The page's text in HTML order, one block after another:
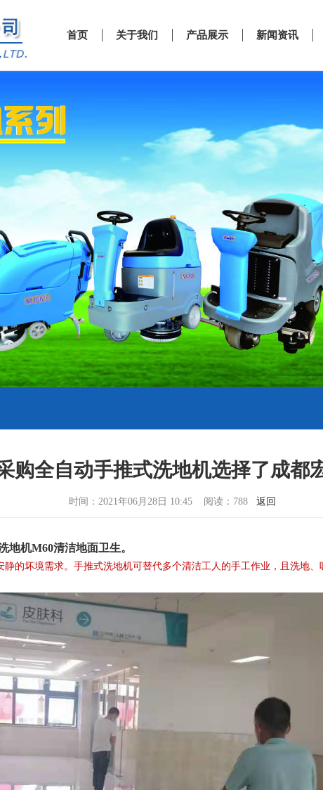
首页 关于我们 产品展示 新闻资讯
购全自动手推式洗地机选择了成都
时间：2021年06月28日 10:45 阅读：788 返回
机M60清洁地面卫生。
坏境需求。手推式洗地机可替代多个清洁工人的手工作业，且洗地、